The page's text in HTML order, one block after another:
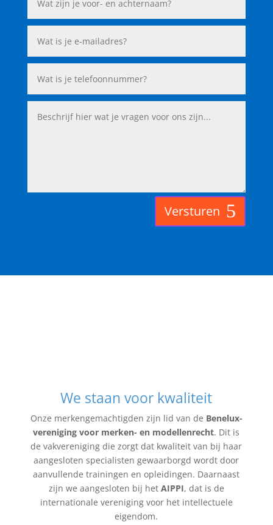
Versturen
We staan voor kwaliteit
Onze merkengemachtigden zijn lid van de Benelux-
vereniging voor merken- en modellenrecht. Dit is
de vakvereniging die zorgt dat kwaliteit van bij haar
aangesloten specialisten gewaarborgd wordt door
aanvullende trainingen en opleidingen. Daarnaast
zijn we aangesloten bij het AIPPI, dat is de
internationale vereniging voor het intellectuele
eigendom.